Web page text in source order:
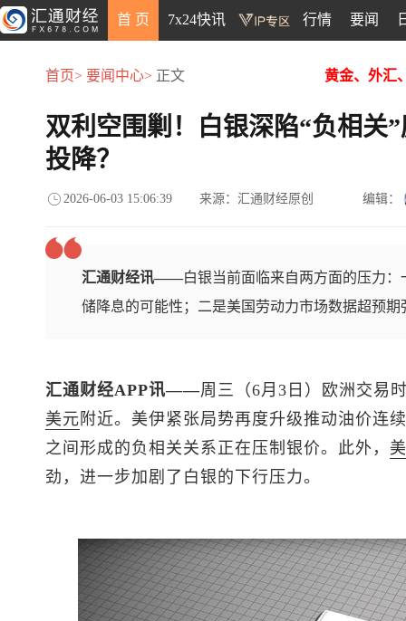
首 页 7x24快讯 行情 要闻
首页> 要闻中心> 正文 黄金、外汇
双利空围剿！白银深陷“负相关
投降？
2026-06-03 15:06:39 来源：汇通财经原创 编辑：
汇通财经讯——白银当前面临来自两方面的压力
储降息的可能性；二是美国劳动力市场数据超预
汇通财经APP讯——周三（6月3日）欧洲交易
美元 附近。美伊紧张局势再度升级推动油价连
之间形成的负相关关系正在压制银价。此外，
劲，进一步加剧了白银的下行压力。